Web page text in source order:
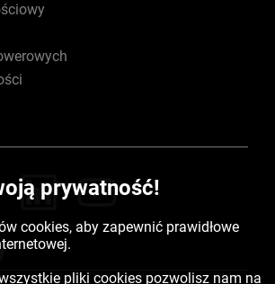
prywatność!
cookies, aby zapewnić prawidłowe
pliki cookies pozwolisz nam na